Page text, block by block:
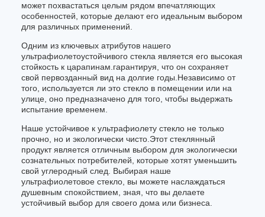
может похвастаться целым рядом впечатляющих
особенностей, которые делают его идеальным выбором
для различных применений.
Одним из ключевых атрибутов нашего
ультрафиолетоустойчивого стекла является его высокая
стойкость к царапинам.гарантируя, что он сохраняет
свой первозданный вид на долгие годы.Независимо от
того, используется ли это стекло в помещении или на
улице, оно предназначено для того, чтобы выдержать
испытание временем.
Наше устойчивое к ультрафиолету стекло не только
прочно, но и экологически чисто.Этот стеклянный
продукт является отличным выбором для экологически
сознательных потребителей, которые хотят уменьшить
свой углеродный след. Выбирая наше
ультрафиолетовое стекло, вы можете наслаждаться
душевным спокойствием, зная, что вы делаете
устойчивый выбор для своего дома или бизнеса.